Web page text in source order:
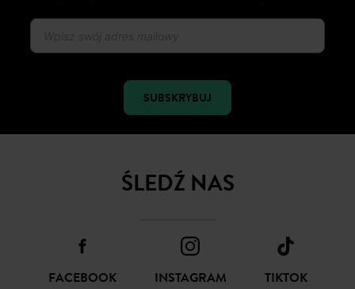
SUBSKRYBUJ
ŚLEDŹ NAS
FACEBOOK INSTAGRAM TIKTOK